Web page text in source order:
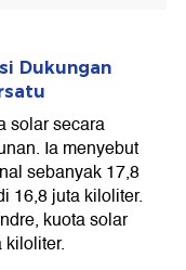
Dukungan
solar secara
Ia menyebut
sebanyak 17,8
16,8 juta kiloliter.
kuota solar